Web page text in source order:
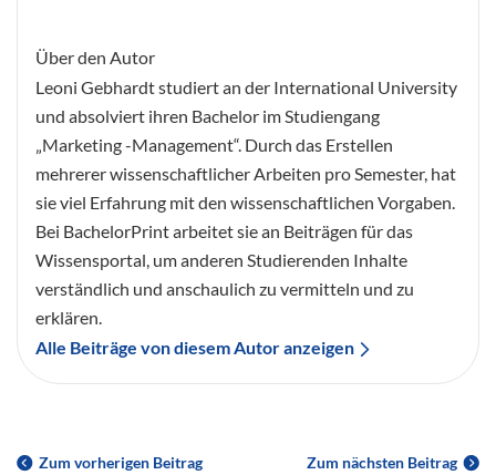
Über den Autor
Leoni Gebhardt studiert an der International University
und absolviert ihren Bachelor im Studiengang
„Marketing -Management“. Durch das Erstellen
mehrerer wissenschaftlicher Arbeiten pro Semester, hat
sie viel Erfahrung mit den wissenschaftlichen Vorgaben.
Bei BachelorPrint arbeitet sie an Beiträgen für das
Wissensportal, um anderen Studierenden Inhalte
verständlich und anschaulich zu vermitteln und zu
erklären.
Alle Beiträge von diesem Autor anzeigen
Zum vorherigen Beitrag Zum nächsten Beitrag